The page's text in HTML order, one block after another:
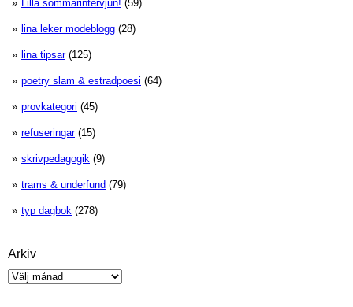
Lilla sommarintervjun! (59)
lina leker modeblogg (28)
lina tipsar(125)
poetry slam & estradpoesi (64)
provkategori (45)
refuseringar(15)
skrivpedagogik (9)
trams & underfund (79)
typ dagbok (278)
Arkiv
Arkiv